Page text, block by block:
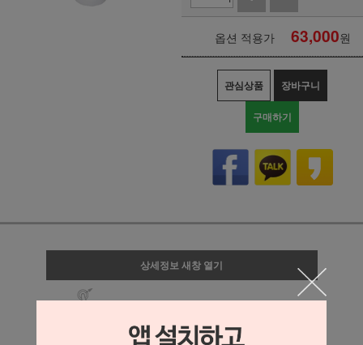
옵션 적용가 63,000원
관심상품 장바구니
구매하기
상세정보 새창 열기